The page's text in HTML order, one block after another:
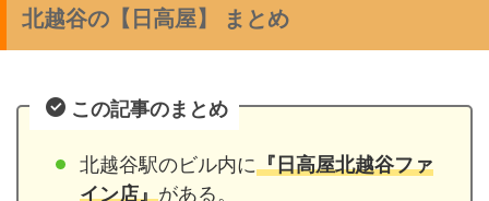
北越谷の【日高屋】 まとめ
この記事のまとめ
北越谷駅のビル内に『日高屋北越谷ファ
イン店』がある。